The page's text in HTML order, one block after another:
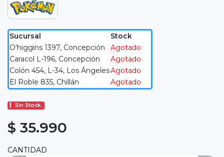
Sucursal
Stock
O'higgins 1397, Concepción
Agotado
Caracol L-196, Concepción
Agotado
Colón 454, L-34, Los ÁngelesAgotado
El Roble 835, Chillán
Agotado
Sin Stock.
$ 35.990
CANTIDAD